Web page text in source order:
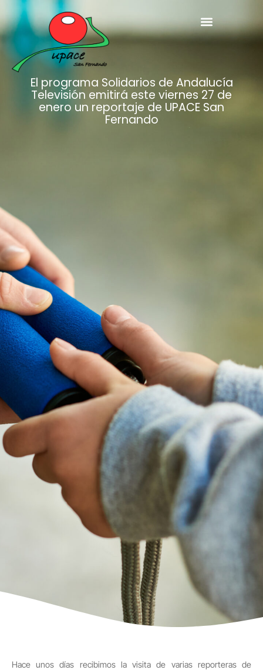
El programa Solidarios de Andalucía
Televisión emitirá este viernes 27 de
enero un reportaje de UPACE San
Fernando
Hace unos días recibimos la visita de varias reporteras de